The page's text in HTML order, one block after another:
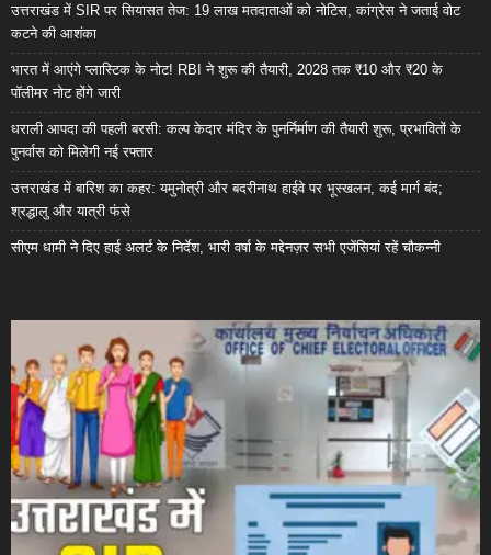
उत्तराखंड में SIR पर सियासत तेज: 19 लाख मतदाताओं को नोटिस, कांग्रेस ने जताई वोट
कटने की आशंका
भारत में आएंगे प्लास्टिक के नोट! RBI ने शुरू की तैयारी, 2028 तक ₹10 और ₹20 के
पॉलीमर नोट होंगे जारी
धराली आपदा की पहली बरसी: कल्प केदार मंदिर के पुनर्निर्माण की तैयारी शुरू, प्रभावितों के
पुनर्वास को मिलेगी नई रफ्तार
उत्तराखंड में बारिश का कहर: यमुनोत्री और बदरीनाथ हाईवे पर भूस्खलन, कई मार्ग बंद;
श्रद्धालु और यात्री फंसे
सीएम धामी ने दिए हाई अलर्ट के निर्देश, भारी वर्षा के मद्देनज़र सभी एजेंसियां रहें चौकन्नी